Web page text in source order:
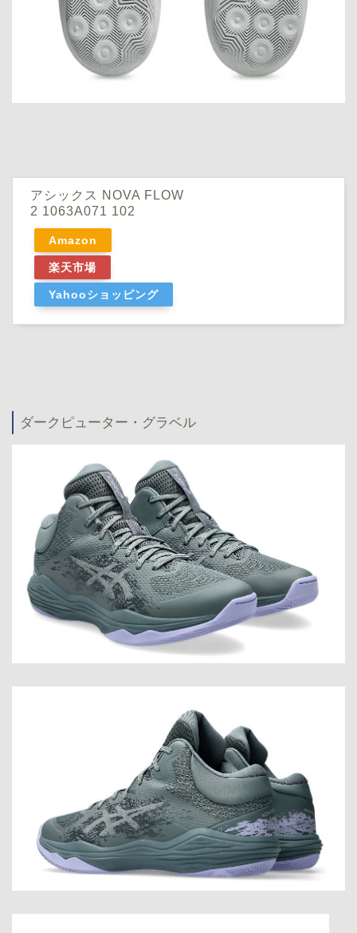
アシックス NOVA FLOW
2 1063A071 102
Amazon
楽天市場
Yahooショッピング
ダークピューター・グラベル